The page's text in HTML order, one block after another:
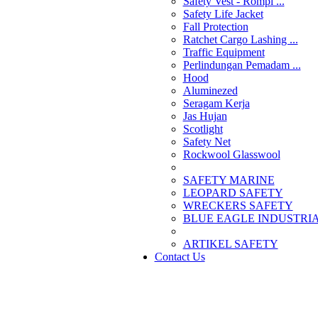
Safety Life Jacket
Fall Protection
Ratchet Cargo Lashing ...
Traffic Equipment
Perlindungan Pemadam ...
Hood
Aluminezed
Seragam Kerja
Jas Hujan
Scotlight
Safety Net
Rockwool Glasswool
SAFETY MARINE
LEOPARD SAFETY
WRECKERS SAFETY
BLUE EAGLE
­ARTIKEL SAFETY
Contact Us